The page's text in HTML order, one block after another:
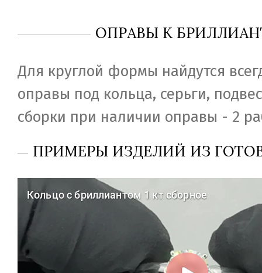
ОПРАВЫ К
Для круглой формы найдутся
оправы под кольца, серьги,
сборки при наличии оправы - 2
ПРИМЕРЫ ИЗДЕЛИЙ ИЗ